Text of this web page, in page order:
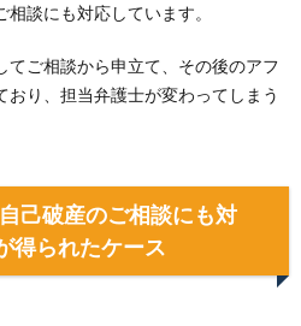
談にも対応しています。
てご相談から申立て、その後のアフ
おり、担当弁護士が変わってしまう
己破産のご相談にも対
得られたケース